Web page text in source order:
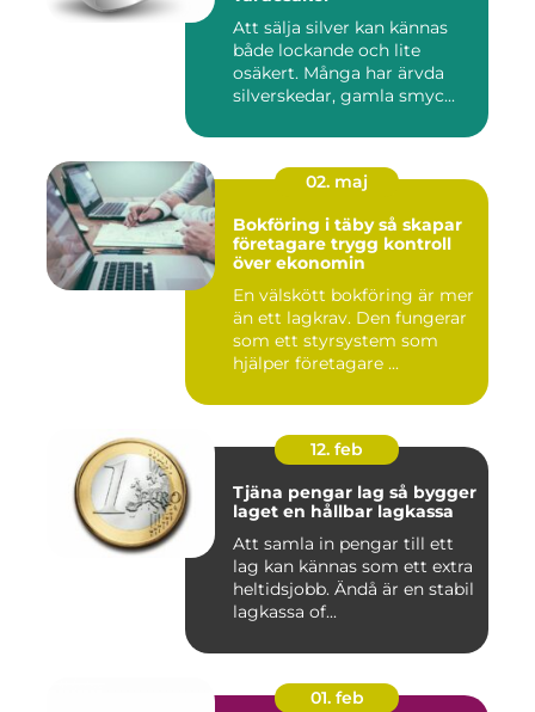
Att sälja silver kan kännas
både lockande och lite
osäkert. Många har ärvda
silverskedar, gamla smyc...
02. maj
Bokföring i täby så skapar
företagare trygg kontroll
över ekonomin
En välskött bokföring är mer
än ett lagkrav. Den fungerar
som ett styrsystem som
hjälper företagare ...
12. feb
Tjäna pengar lag så bygger
laget en hållbar lagkassa
Att samla in pengar till ett
lag kan kännas som ett extra
heltidsjobb. Ändå är en stabil
lagkassa of...
01. feb